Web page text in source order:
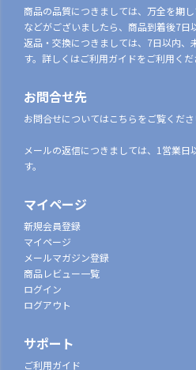
商品の品質につきましては、万全を期
などがございましたら、商品到着後7日
返品・交換につきましては、7日以内、
す。詳しくはご利用ガイドをご利用くだ
お問合せ先
お問合せについてはこちらをご覧くださ
メールの返信につきましては、1営業日
す。
マイページ
新規会員登録
マイページ
メールマガジン登録
商品レビュー一覧
ログイン
ログアウト
サポート
ご利用ガイド